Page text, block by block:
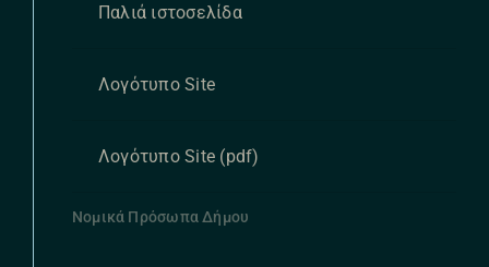
Παλιά ιστοσελίδα
Λογότυπο Site
Λογότυπο Site (pdf)
Νομικά Πρόσωπα Δήμου